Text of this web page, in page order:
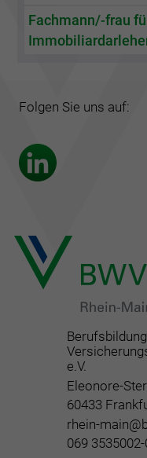
Fachmann/-frau
Folgen Sie uns auf:
e.V.
Eleonore-
60433
rhein-
069